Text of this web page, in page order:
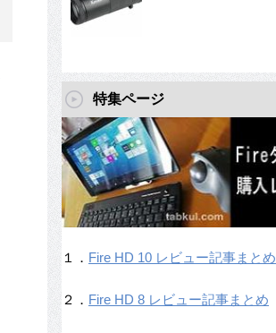
特集ページ
１． Fire HD 10 レビュー記事まとめ
２． Fire HD 8 レビュー記事まとめ